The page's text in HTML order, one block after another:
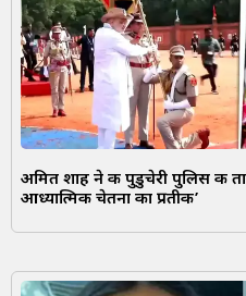
अमित शाह ने की पुडुचेरी पुलिस की
आध्यात्मिक चेतना का प्रतीक’